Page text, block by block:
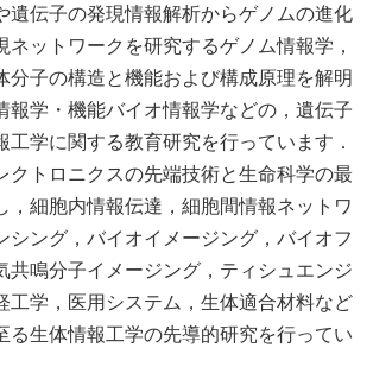
遺伝子の発現情報解析からゲノムの進化
ネットワークを研究するゲノム情報学，
分子の構造と機能および構成原理を解明
報学・機能バイオ情報学などの，遺伝子
工学に関する教育研究を行っています．
クトロニクスの先端技術と生命科学の最
，細胞内情報伝達，細胞間情報ネットワ
シング，バイオイメージング，バイオフ
共鳴分子イメージング，ティシュエンジ
工学，医用システム，生体適合材料など
る生体情報工学の先導的研究を行ってい